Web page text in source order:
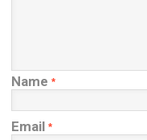
Name *
Email *